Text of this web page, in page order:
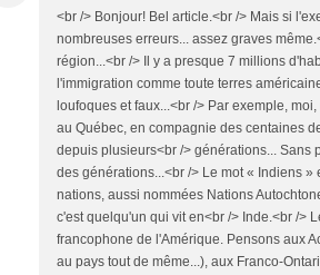
<br /> Bonjour! Bel article.<br /> Mais si
nombreuses erreurs... assez graves
région...<br /> Il y a presque 7 millions
l'immigration comme toute terres
loufoques et faux...<br /> Par exemple,
au Québec, en compagnie des centaines
depuis plusieurs<br /> générations... Sans
des générations...<br /> Le mot « Indiens
nations, aussi nommées Nations
c'est quelqu'un qui vit en<br /> Inde.<br />
francophone de l'Amérique. Pensons aux
au pays tout de même...), aux Franco-